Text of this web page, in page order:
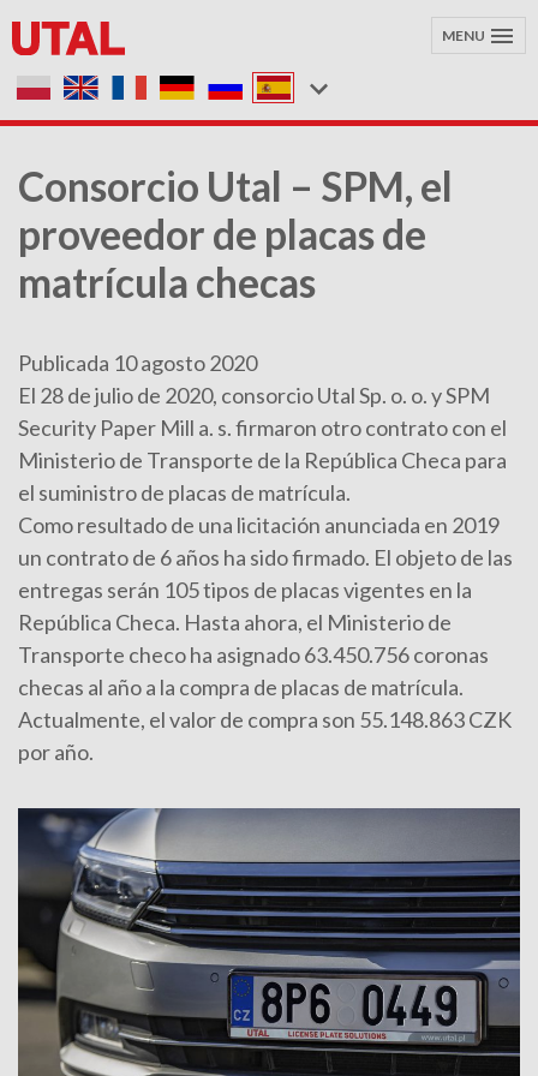
MENU
Consorcio Utal – SPM, el
proveedor de placas de
matrícula checas
Publicada 10 agosto 2020
El 28 de julio de 2020, consorcio Utal Sp. o. o. y SPM
Security Paper Mill a. s. firmaron otro contrato con el
Ministerio de Transporte de la República Checa para
el suministro de placas de matrícula.
Como resultado de una licitación anunciada en 2019
un contrato de 6 años ha sido firmado. El objeto de las
entregas serán 105 tipos de placas vigentes en la
República Checa. Hasta ahora, el Ministerio de
Transporte checo ha asignado 63.450.756 coronas
checas al año a la compra de placas de matrícula.
Actualmente, el valor de compra son 55.148.863 CZK
por año.